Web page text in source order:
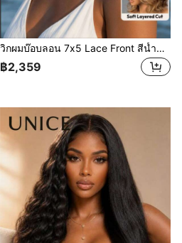
วิกผมบ๊อบลอน 7x5 Lace Front สีน้ำตาลไฮไลท์กรอบหน้าสีบลอนด์น้ำผึ้ง แบบไม่ต้องใช้กาว สวมใส่ได้ทันที ปิดด้วยเชือกรูด ตัดทรงบ๊อบง่ายๆ ผมแท้ 100% ตัดแต่งล่วงหน้า ฟอกสีล่วงหน้า และถอนเส้นผมล่วงหน้า Bye-Bye Slip™ วิกผมลูกไม้ใส สำหรับมือใหม่ Unice Wig
฿2,359